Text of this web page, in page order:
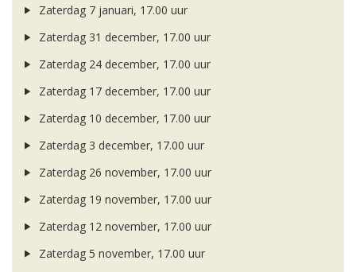
Zaterdag 7 januari, 17.00 uur
Zaterdag 31 december, 17.00 uur
Zaterdag 24 december, 17.00 uur
Zaterdag 17 december, 17.00 uur
Zaterdag 10 december, 17.00 uur
Zaterdag 3 december, 17.00 uur
Zaterdag 26 november, 17.00 uur
Zaterdag 19 november, 17.00 uur
Zaterdag 12 november, 17.00 uur
Zaterdag 5 november, 17.00 uur